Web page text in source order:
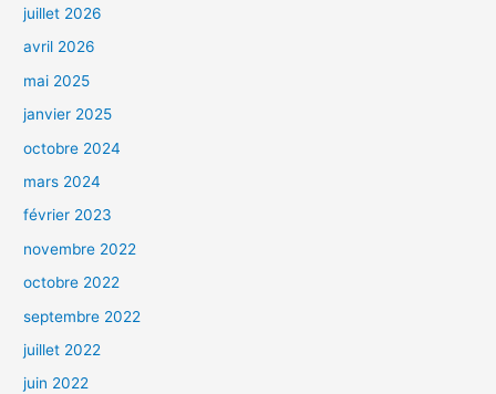
juillet 2026
avril 2026
mai 2025
janvier 2025
octobre 2024
mars 2024
février 2023
novembre 2022
octobre 2022
septembre 2022
juillet 2022
juin 2022